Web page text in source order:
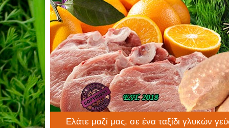
Ελάτε μαζί μας, σε ένα ταξίδι γλυκών